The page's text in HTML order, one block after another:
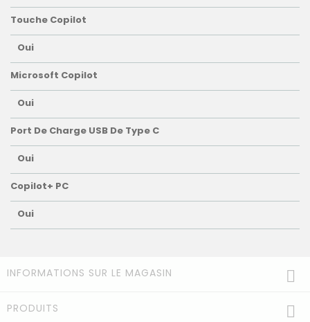
Touche Copilot
Oui
Microsoft Copilot
Oui
Port De Charge USB De Type C
Oui
Copilot+ PC
Oui
INFORMATIONS SUR LE MAGASIN 
PRODUITS 